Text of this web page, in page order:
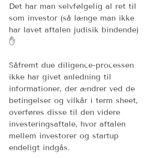
Det har man selvfølgelig al ret til
som investor (så længe man ikke
har lavet aftalen judisik bindende)
✋
Såfremt due diligence-processen
ikke har givet anledning til
informationer, der ændrer ved de
betingelser og vilkår i term sheet,
overføres disse til den videre
investeringsaftale, hvor aftalen
mellem investorer og startup
endeligt indgås.